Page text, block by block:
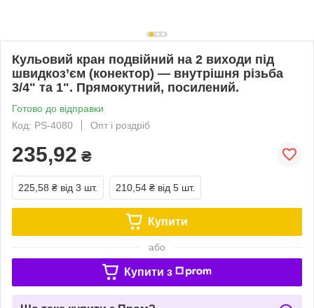
Кульовий кран подвійний на 2 виходи під
швидкоз’єм (конектор) — внутрішня різьба
3/4" та 1". Прямокутний, посилений.
Готово до відправки
Код: PS-4080
Опт і роздріб
235,92 ₴
225,58 ₴ від 3 шт. 210,54 ₴ від 5 шт.
Купити
або
Купити з